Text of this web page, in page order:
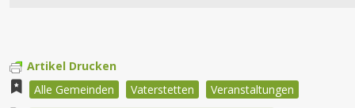
Artikel Drucken
Alle Gemeinden
Vaterstetten
Veranstaltungen